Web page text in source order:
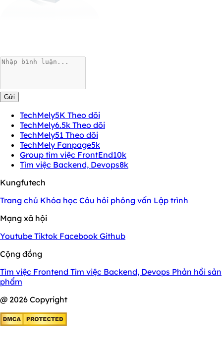
Gửi
TechMely5K Theo dõi
TechMely6.5k Theo dõi
TechMely51 Theo dõi
TechMely Fanpage5k
Group tìm việc FrontEnd10k
Tìm việc Backend, Devops8k
Kungfutech
Trang chủ Khóa học Câu hỏi phỏng vấn Lập trình
Mạng xã hội
Youtube Tiktok Facebook Github
Cộng đồng
Tìm việc Frontend Tìm việc Backend, Devops Phản hồi sản
phẩm
@ 2026 Copyright